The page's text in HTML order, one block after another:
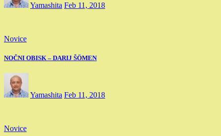
Yamashita Feb 11, 2018
Novice
NOČNI OBISK – DARIJ ŠÖMEN
Yamashita Feb 11, 2018
Novice